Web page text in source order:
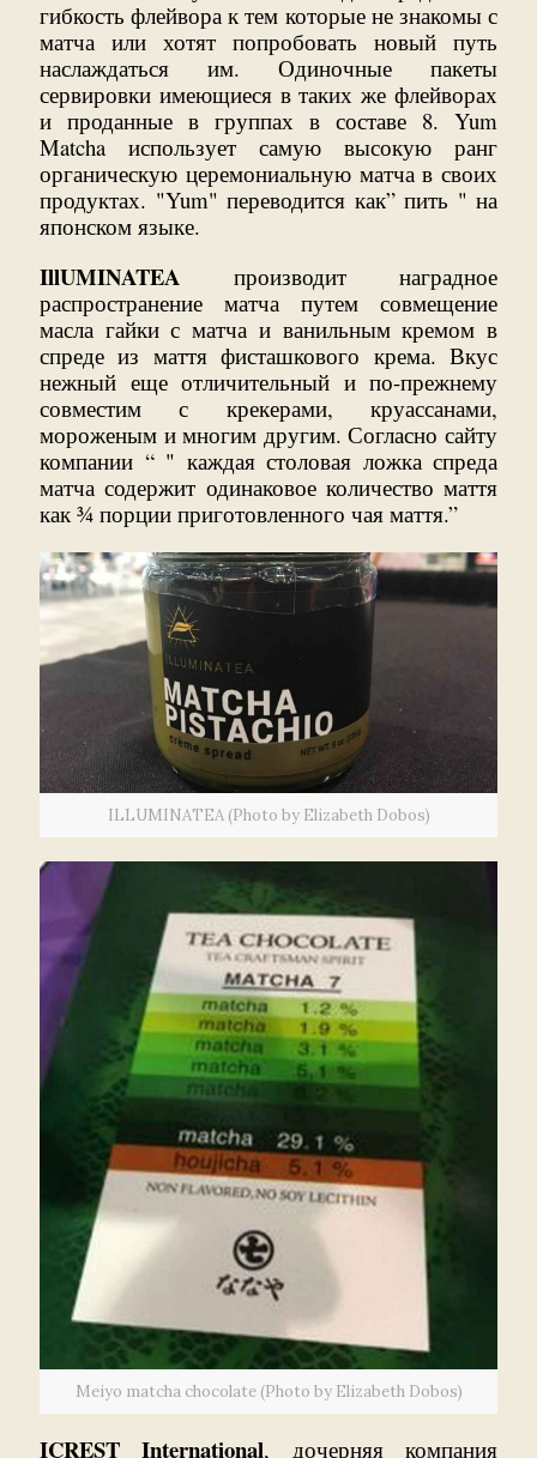
гибкость флейвора к тем которые не знакомы с
матча или хотят попробовать новый путь
наслаждаться им. Одиночные пакеты
сервировки имеющиеся в таких же флейворах
и проданные в группах в составе 8. Yum
Matcha использует самую высокую ранг
органическую церемониальную матча в своих
продуктах. "Yum" переводится как” пить " на
японском языке.
IllUMINATEA производит наградное
распространение матча путем совмещение
масла гайки с матча и ванильным кремом в
спреде из маття фисташкового крема. Вкус
нежный еще отличительный и по-прежнему
совместим с крекерами, круассанами,
мороженым и многим другим. Согласно сайту
компании “ " каждая столовая ложка спреда
матча содержит одинаковое количество маття
как ¾ порции приготовленного чая маття.”
ILLUMINATEA (Photo by Elizabeth Dobos)
Meiyo matcha chocolate (Photo by Elizabeth Dobos)
ICREST International, дочерняя компания